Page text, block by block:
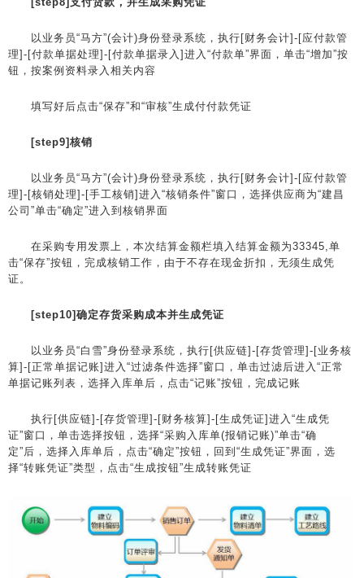
以业务员“马方”(会计)身份登录系统，执行[财务会计]-[应付款管
理]-[付款单据处理]-[付款单据录入]进入“付款单”界面，单击“增加”按
钮，按案例资料录入相关内容
填写好后点击“保存”和“审核”生成付付款凭证
[step9]核销
以业务员“马方”(会计)身份登录系统，执行[财务会计]-[应付款管
理]-[核销处理]-[手工核销]进入“核销条件”窗口，选择供应商为“建昌
公司”单击“确定”进入到核销界面
在采购专用发票上，本次结算金额栏填入结算金额为33345,单
击“保存”按钮，完成核销工作，由于不存在现金折扣，无须生成凭
证。
[step10]确定存货采购成本并生成凭证
以业务员“白雪”身份登录系统，执行[供应链]-[存货管理]-[业务核
算]-[正常单据记账]进入“过滤条件选择”窗口，单击过滤后进入“正常
单据记账列表，选择入库单后，点击“记账”按钮，完成记账
执行[供应链]-[存货管理]-[财务核算]-[生成凭证]进入“生成凭
证”窗口，单击选择按钮，选择“采购入库单(报销记账)”单击“确
定”后，选择入库单后，点击“确定”按钮，回到“生成凭证”界面，选
择“转账凭证”类型，点击“生成按钮”生成转账凭证